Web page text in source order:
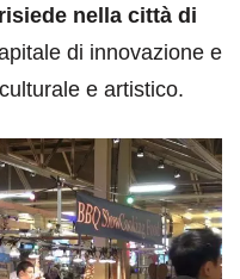
nella città di
di innovazione e
e artistico.